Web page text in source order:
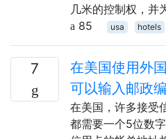
几米的控制权，并
85
usa hotels
7
在美国使用外
可以输入邮政
在美国，许多接受
都需要一个5位数